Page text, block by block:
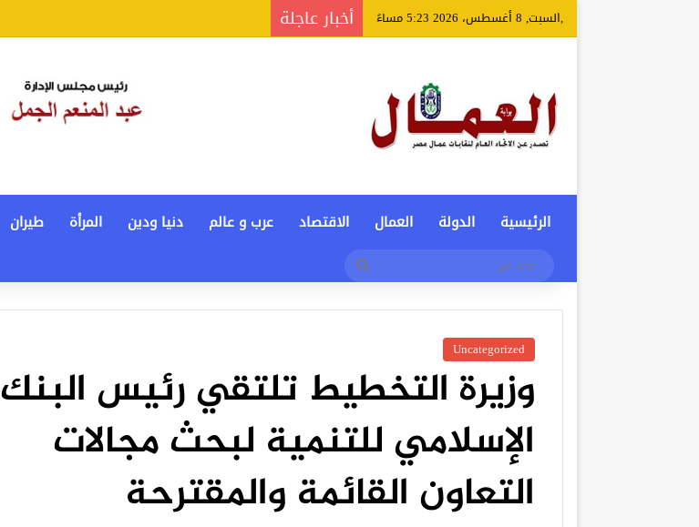
,السبت, 8 أغسطس، 2026 5:23 مساءً أخبار عاجلة
الرئيسية الدولة العمال الاقتصاد عرب و عالم دنيا ودين المرأة طيران
Uncategorized
وزيرة التخطيط تلتقي رئيس البنك
الإسلامي للتنمية لبحث مجالات
التعاون القائمة والمقترحة